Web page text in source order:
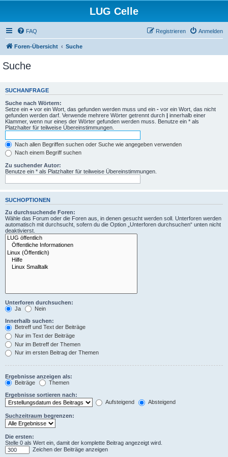
LUG Celle
FAQ Anmelden
Registrieren
Foren-Übersicht Suche
Suche
SUCHANFRAGE
Suche nach Wörtern:
Setze ein + vor ein Wort, das gefunden werden muss und ein - vor ein Wort, das nicht
gefunden werden darf. Verwende mehrere Wörter getrennt durch | innerhalb einer
Klammer, wenn nur eines der Wörter gefunden werden muss. Benutze ein * als
Platzhalter für teilweise Übereinstimmungen.
Nach allen Begriffen suchen oder Suche wie angegeben verwenden
Nach einem Begriff suchen
Zu suchender Autor:
Benutze ein * als Platzhalter für teilweise Übereinstimmungen.
SUCHOPTIONEN
Zu durchsuchende Foren:
Wähle das Forum oder die Foren aus, in denen gesucht werden soll. Unterforen werden
automatisch mit durchsucht, sofern du die Option „Unterforen durchsuchen“ unten nicht
deaktivierst.
Unterforen durchsuchen:
Ja
Nein
Innerhalb suchen:
Betreff und Text der Beiträge
Nur im Text der Beiträge
Nur im Betreff der Themen
Nur im ersten Beitrag der Themen
Ergebnisse anzeigen als:
Beiträge
Themen
Ergebnisse sortieren nach:
Aufsteigend
Absteigend
Suchzeitraum begrenzen:
Die ersten:
Stelle 0 als Wert ein, damit der komplette Beitrag angezeigt wird.
Zeichen der Beiträge anzeigen